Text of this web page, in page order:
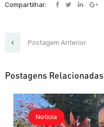
Compartilhar:
Postagem Anterior
Postagens Relacionadas
Noticia